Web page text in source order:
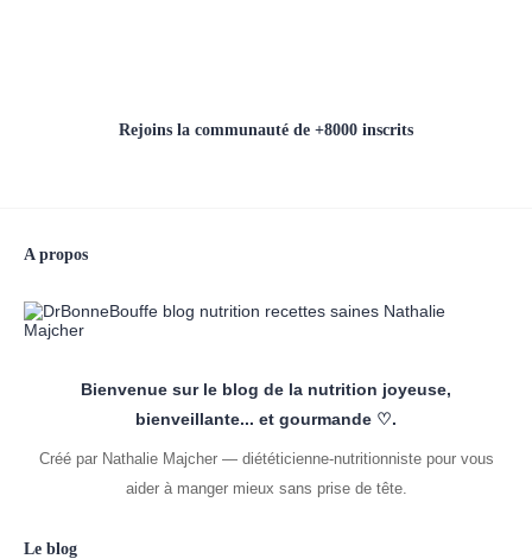
Rejoins la communauté de +8000 inscrits
A propos
Bienvenue sur le blog de la nutrition joyeuse,
bienveillante... et gourmande ♡.
Créé par Nathalie Majcher — diététicienne-nutritionniste pour vous
aider à manger mieux sans prise de tête.
Le blog